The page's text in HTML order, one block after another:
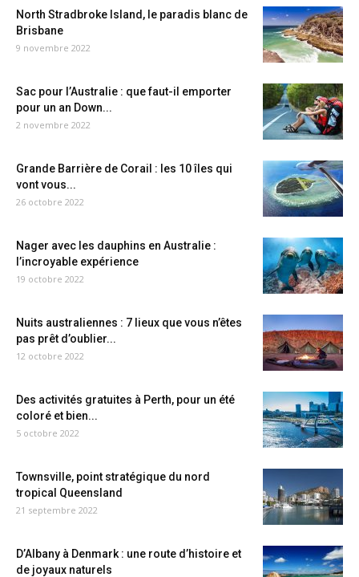
North Stradbroke Island, le paradis blanc de
Brisbane
9 novembre 2022
Sac pour l’Australie : que faut-il emporter
pour un an Down...
2 novembre 2022
Grande Barrière de Corail : les 10 îles qui
vont vous...
26 octobre 2022
Nager avec les dauphins en Australie :
l’incroyable expérience
19 octobre 2022
Nuits australiennes : 7 lieux que vous n’êtes
pas prêt d’oublier...
12 octobre 2022
Des activités gratuites à Perth, pour un été
coloré et bien...
5 octobre 2022
Townsville, point stratégique du nord
tropical Queensland
21 septembre 2022
D’Albany à Denmark : une route d’histoire et
de joyaux naturels